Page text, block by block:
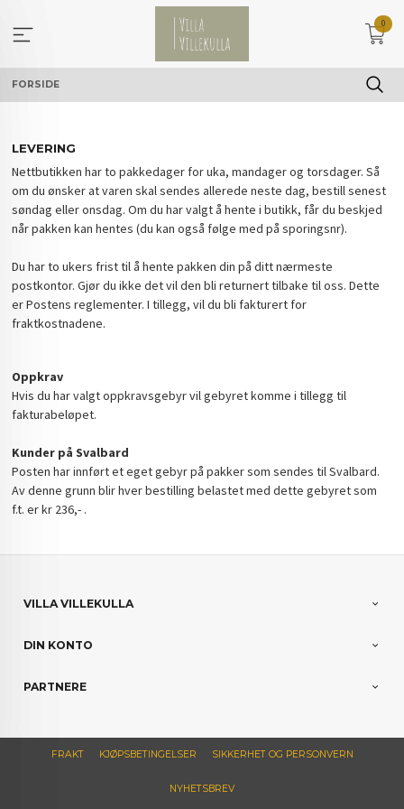
innholdet
0
FORSIDE
LEVERING
Nettbutikken har to pakkedager for uka, mandager og torsdager. Så
om du ønsker at varen skal sendes allerede neste dag, bestill senest
søndag eller onsdag. Om du har valgt å hente i butikk, får du beskjed
når pakken kan hentes (du kan også følge med på sporingsnr).
Du har to ukers frist til å hente pakken din på ditt nærmeste
postkontor. Gjør du ikke det vil den bli returnert tilbake til oss. Dette
er Postens reglementer. I tillegg, vil du bli fakturert for
fraktkostnadene.
Oppkrav
Hvis du har valgt oppkravsgebyr vil gebyret komme i tillegg til
fakturabeløpet.
Kunder på Svalbard
Posten har innført et eget gebyr på pakker som sendes til Svalbard.
Av denne grunn blir hver bestilling belastet med dette gebyret som
f.t. er kr 236,- .
VILLA VILLEKULLA
DIN KONTO
PARTNERE
FRAKT KJØPSBETINGELSER SIKKERHET OG PERSONVERN
NYHETSBREV